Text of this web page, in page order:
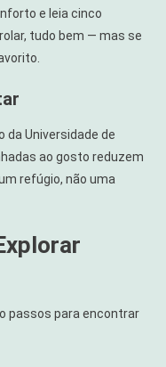
e leia cinco
tudo bem — mas se
da Universidade de
ao gosto reduzem
refúgio, não uma
passos para encontrar